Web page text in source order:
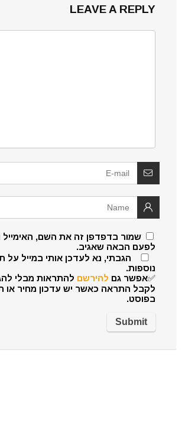
LEAVE A REPLY
שמור בדפדפן זה את השם, האימייל
לפעם הבאה שאגיב.
הגבתי, נא לעדכן אותי במייל על
נוספות.
✅אפשר גם להירשם להתראות מבלי
לקבל התראה כאשר יש עדכון מחיר או
בפוסט.